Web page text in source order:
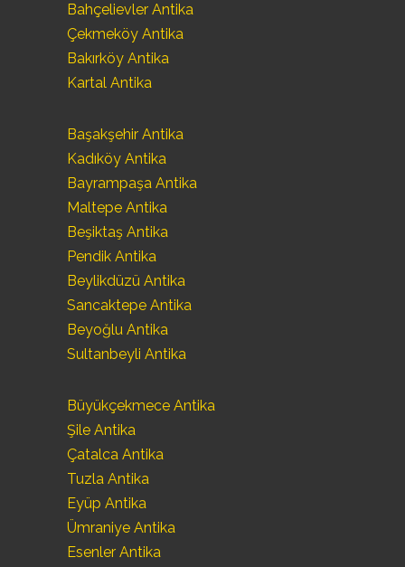
Bahçelievler Antika
Çekmeköy Antika
Bakırköy Antika
Kartal Antika
Başakşehir Antika
Kadıköy Antika
Bayrampaşa Antika
Maltepe Antika
Beşiktaş Antika
Pendik Antika
Beylikdüzü Antika
Sancaktepe Antika
Beyoğlu Antika
Sultanbeyli Antika
Büyükçekmece Antika
Şile Antika
Çatalca Antika
Tuzla Antika
Eyüp Antika
Ümraniye Antika
Esenler Antika